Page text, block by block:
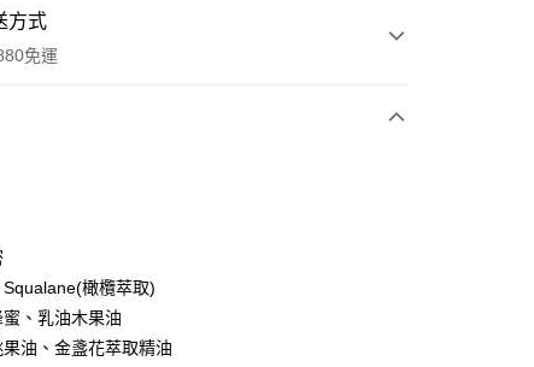
方式
免運
款
橄欖萃取)
、乳油木果油
油、金盞花萃取精油